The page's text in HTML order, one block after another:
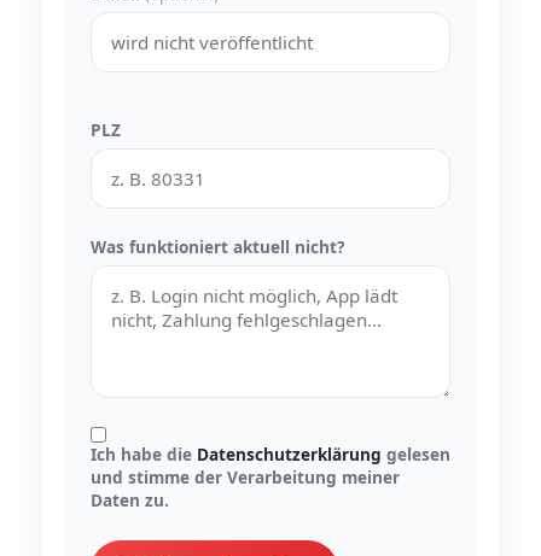
PLZ
Was funktioniert aktuell nicht?
Ich habe die Datenschutzerklärung gelesen
und stimme der Verarbeitung meiner
Daten zu.